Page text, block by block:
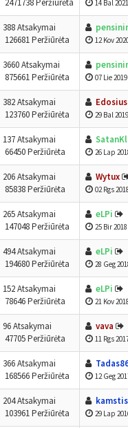
2471738 Peržiūrėta
14 Bal
388 Atsakymai
126681 Peržiūrėta
12 Kov
3660 Atsakymai
875661 Peržiūrėta
07 Lie
382 Atsakymai
123760 Peržiūrėta
Edosius
29 Bal
137 Atsakymai
66450 Peržiūrėta
26 Lap
206 Atsakymai
85838 Peržiūrėta
Wytux
02 Rgs
265 Atsakymai
147048 Peržiūrėta
eLPi
25 Bir
494 Atsakymai
194680 Peržiūrėta
eLPi
28 Geg
152 Atsakymai
78646 Peržiūrėta
eLPi
21 Kov
96 Atsakymai
47705 Peržiūrėta
vava
11 Rgs
366 Atsakymai
168566 Peržiūrėta
12 Geg
204 Atsakymai
103961 Peržiūrėta
kamstis
29 Lap